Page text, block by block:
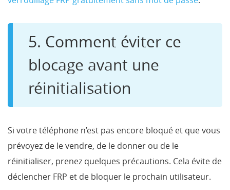
5. Comment éviter ce
blocage avant une
réinitialisation
Si votre téléphone n’est pas encore bloqué et que vous
prévoyez de le vendre, de le donner ou de le
réinitialiser, prenez quelques précautions. Cela évite de
déclencher FRP et de bloquer le prochain utilisateur.